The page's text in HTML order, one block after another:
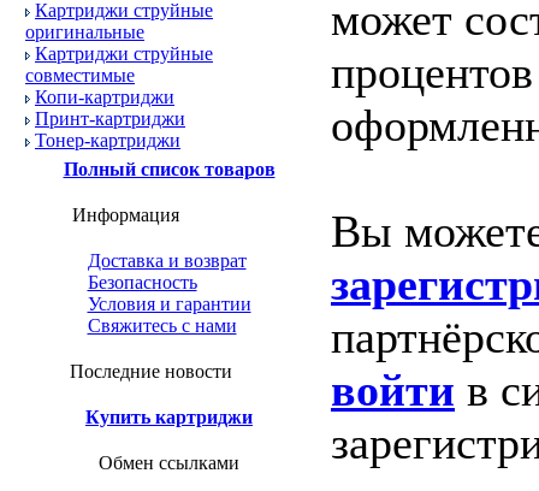
Картриджи струйные
оригинальные
Картриджи струйные
совместимые
Копи-картриджи
Принт-картриджи
Тонер-картриджи
Полный список товаров
Информация
Доставка и возврат
Безопасность
Условия и гарантии
Свяжитесь с нами
Последние новости
Купить картриджи
Обмен ссылками
может
Вы
войти в